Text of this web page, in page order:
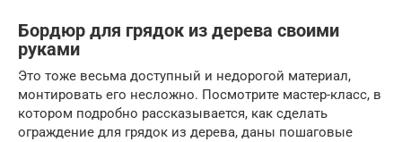
Бордюр для грядок из дерева своими
руками
Это тоже весьма доступный и недорогой материал,
монтировать его несложно. Посмотрите мастер-класс, в
котором подробно рассказывается, как сделать
ограждение для грядок из дерева, даны пошаговые